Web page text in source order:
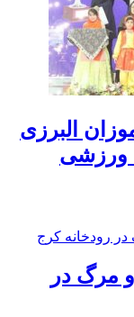
البرزی
ورزشی
مرگ در